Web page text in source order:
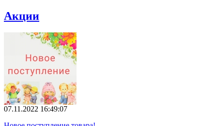
Акции
07.11.2022 16:49:07